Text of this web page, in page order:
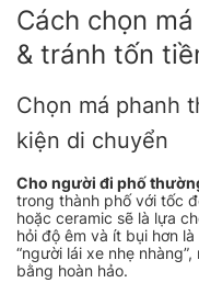
Cách chọn
& tránh tốn
Chọn má phanh
kiện di chuyển
Cho người đi phố
trong thành phố với tốc
hoặc ceramic sẽ là lựa
hỏi độ êm và ít bụi hơn
“người lái xe nhẹ
bằng hoàn hảo.